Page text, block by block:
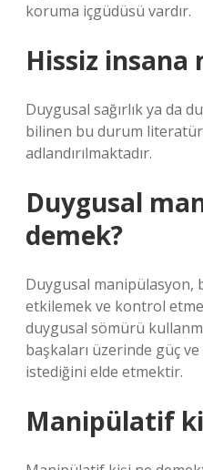
koruma içgüdüsü vardır.
Hissiz insana
Duygusal sağırlık ya da
bilinen bu durum
adlandırılmaktadır.
Duygusal
demek?
Duygusal manipülasyon,
etkilemek ve kontrol
duygusal sömürü
başkaları üzerinde güç
istediğini elde etmektir.
Manipülatif